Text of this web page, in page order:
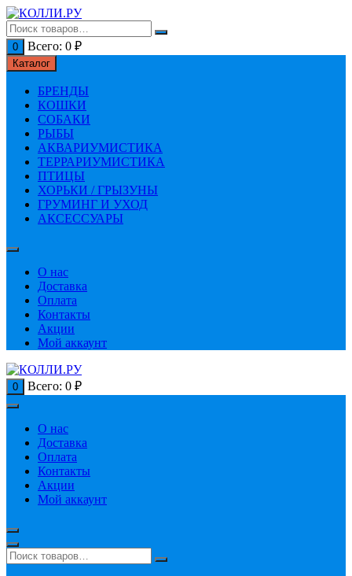
Перейти
к
содержимому
0 Всего: 0 ₽
Каталог
БРЕНДЫ
КОШКИ
СОБАКИ
РЫБЫ
АКВАРИУМИСТИКА
ТЕРРАРИУМИСТИКА
ПТИЦЫ
ХОРЬКИ / ГРЫЗУНЫ
ГРУМИНГ И УХОД
АКСЕССУАРЫ
О нас
Доставка
Оплата
Контакты
Акции
Мой аккаунт
0 Всего: 0 ₽
О нас
Доставка
Оплата
Контакты
Акции
Мой аккаунт